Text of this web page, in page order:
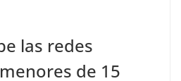
las redes
de 15